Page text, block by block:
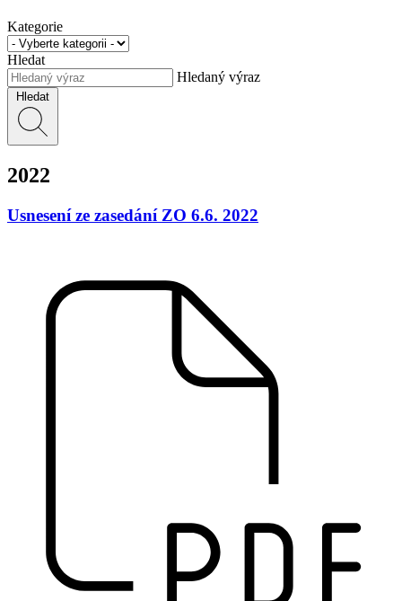
Kategorie
Hledat
Hledaný výraz
Hledat
2022
Usnesení ze zasedání ZO 6.6. 2022